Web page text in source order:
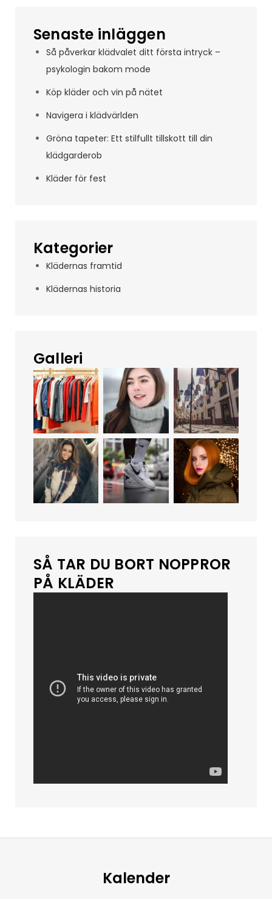
Senaste inläggen
Så påverkar klädvalet ditt första intryck –
psykologin bakom mode
Köp kläder och vin på nätet
Navigera i klädvärlden
Gröna tapeter: Ett stilfullt tillskott till din
klädgarderob
Kläder för fest
Kategorier
Klädernas framtid
Klädernas historia
Galleri
SÅ TAR DU BORT NOPPROR
PÅ KLÄDER
Kalender